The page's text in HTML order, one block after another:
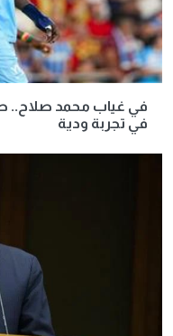
في غياب محمد صلاح..
في تجربة ودية